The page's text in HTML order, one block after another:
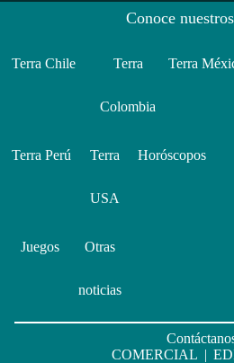
Conoce
Terra Chile Terra
Colombia
Terra
Terra Perú Terra
USA
Horóscopos
Juegos Otras
noticias
COMERCIAL |